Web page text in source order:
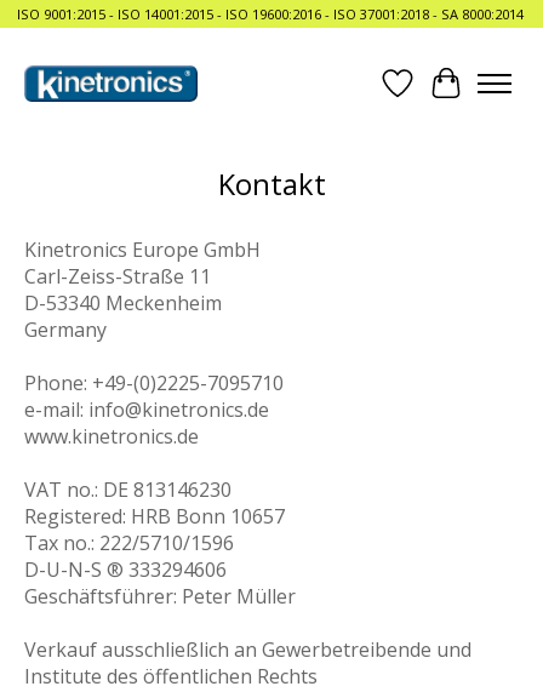
ISO 9001:2015 - ISO 14001:2015 - ISO 19600:2016 - ISO 37001:2018 - SA 8000:2014
Wunschzettel
Ihr
Kontakt
Kinetronics Europe GmbH
Carl-Zeiss-Straße 11
D-53340 Meckenheim
Germany
Phone: +49-(0)2225-7095710
e-mail: info@kinetronics.de
www.kinetronics.de
VAT no.: DE 813146230
Registered: HRB Bonn 10657
Tax no.: 222/5710/1596
D-U-N-S ® 333294606
Geschäftsführer: Peter Müller
Verkauf ausschließlich an Gewerbetreibende und
Institute des öffentlichen Rechts